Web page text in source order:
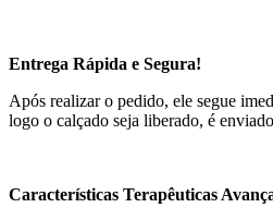
Entrega Rápida e Segura!
Após realizar o pedido, ele segue
logo o calçado seja liberado, é
Características Terapêuticas